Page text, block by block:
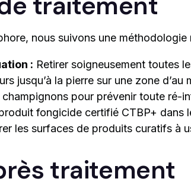
nous suivons une méthodologie
: Retirer soigneusement toutes
jusqu’à la pierre sur une zone
champignons pour prévenir toute ré-
fongicide certifié CTBP+ dans
les surfaces de produits curatifs à
traitement